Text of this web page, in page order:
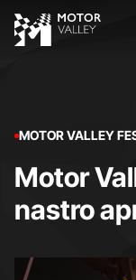
MOTOR VALLEY
Motor
nastro